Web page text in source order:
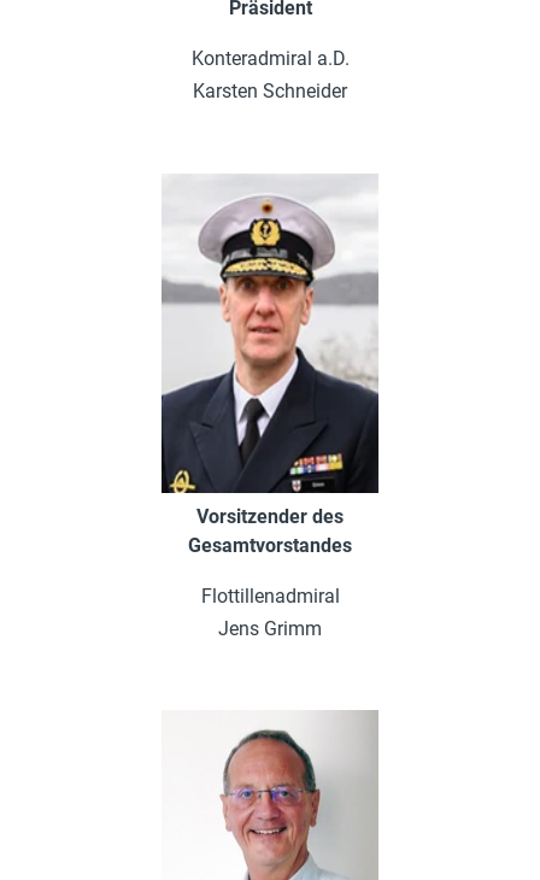
Präsident
Konteradmiral a.D.
Karsten Schneider
Vorsitzender des
Gesamtvorstandes
Flottillenadmiral
Jens Grimm